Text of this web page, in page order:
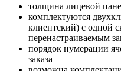
толщина лицевой
комплектуются
клиентский) с одной
перенастраиваемым
порядок нумерации
заказа